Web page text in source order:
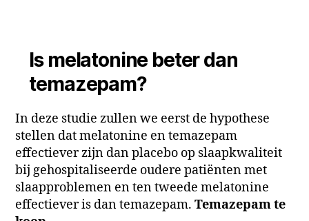
Is melatonine beter dan
temazepam?
In deze studie zullen we eerst de hypothese
stellen dat melatonine en temazepam
effectiever zijn dan placebo op slaapkwaliteit
bij gehospitaliseerde oudere patiënten met
slaapproblemen en ten tweede melatonine
effectiever is dan temazepam.Temazepam te